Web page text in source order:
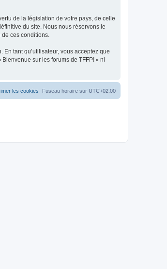
de la législation de votre pays, de celle
du site. Nous nous réservons le
de ces conditions.
tant qu’utilisateur, vous acceptez que
sur les forums de TFFP! » ni
Fuseau horaire sur UTC+02:00
les cookies